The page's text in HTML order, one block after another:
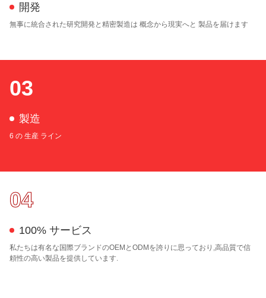
開発
無事に統合された研究開発と精密製造は 概念から現実へと 製品を届けます
03
製造
6 の 生産 ライン
04
100% サービス
私たちは有名な国際ブランドのOEMとODMを誇りに思っており,高品質で信
頼性の高い製品を提供しています.